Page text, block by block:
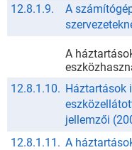
12.8.1.9.
A
A
12.8.1.10. Háztartások
jellemzői (
12.8.1.11. A